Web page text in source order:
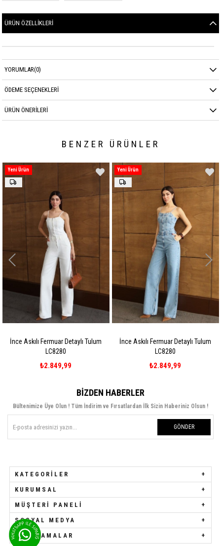
ÜRÜN ÖZELLIKLERI
YORUMLAR(0)
ÖDEME SEÇENEKLERI
ÜRÜN ÖNERILERI
BENZER ÜRÜNLER
Detaylı Tulum
İnce Askılı Fermuar Detaylı Tulum
Yeni Ürün
Kısa Kollu
Yeni Ürün
BIZDEN HABERLER
Bültenimize Üye Olun ! Tüm İndirim ve Fırsatlardan İlk Sizin Haberiniz Olsun !
GÖNDER
KATEGORILER
KURUMSAL
MÜŞTERI PANELI
SOSYAL MEDYA
UYGULAMALAR